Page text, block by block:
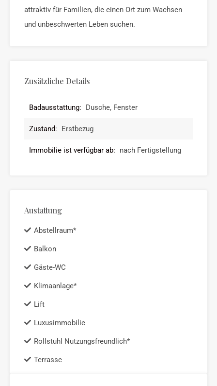
attraktiv für Familien, die einen Ort zum Wachsen
und unbeschwerten Leben suchen.
Zusätzliche Details
Badausstattung: Dusche, Fenster
Zustand: Erstbezug
Immobilie ist verfügbar ab: nach Fertigstellung
Austattung
Abstellraum*
Balkon
Gäste-WC
Klimaanlage*
Lift
Luxusimmobilie
Rollstuhl Nutzungsfreundlich*
Terrasse